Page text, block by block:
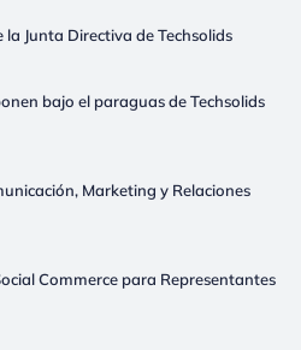
Junta Directiva de Techsolids
bajo el paraguas de Techsolids
Marketing y Relaciones
Commerce para Representantes